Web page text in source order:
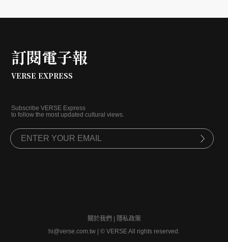
訂閱電子報
VERSE EXPRESS
Subscribe VERSE Express
to follow the most updated cultural views.
關於我們
隱私政策
hi@verse.com.tw
© VERSE All rights reserved.